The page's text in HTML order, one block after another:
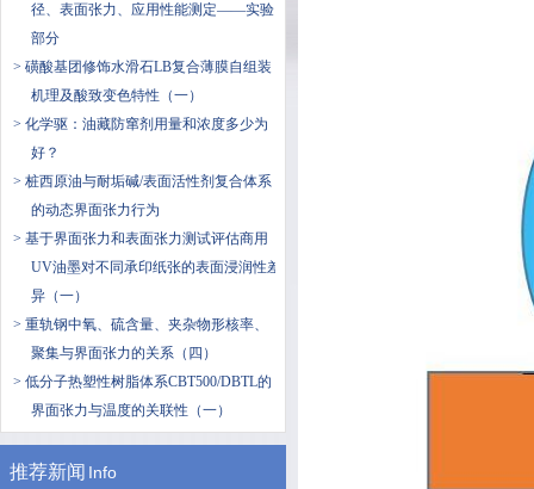
径、表面张力、应用性能测定——实验
部分
> 磺酸基团修饰水滑石LB复合薄膜自组装
机理及酸致变色特性（一）
> ​化学驱：油藏防窜剂用量和浓度多少为
好？
> 桩西原油与耐垢碱/表面活性剂复合体系
的动态界面张力行为
> 基于界面张力和表面张力测试评估商用
UV油墨对不同承印纸张的表面浸润性差
异（一）
> 重轨钢中氧、硫含量、夹杂物形核率、
聚集与界面张力的关系（四）
> 低分子热塑性树脂体系CBT500/DBTL的
界面张力与温度的关联性（一）
推荐新闻 Info